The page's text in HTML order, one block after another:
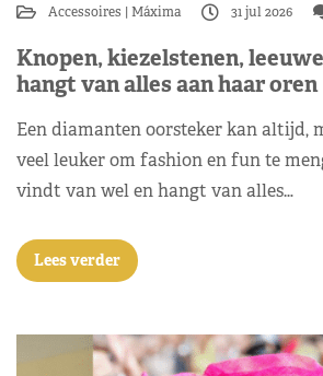
Accessoires Máxima 31 jul 2026
Knopen, kiezelstenen,
hangt van alles aan haar oren
Een diamanten oorsteker kan altijd,
veel leuker om fashion en fun te
vindt van wel en hangt van alles…
Lees verder